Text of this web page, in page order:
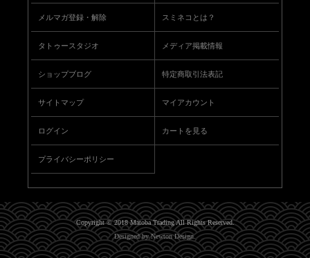
メルマガ登録・解除 スミネコとは？
タトゥースタジオ メディア掲載情報
ショップブログ 特定商取引法表記
サイトマップ マイアカウント
ログイン カートを見る
プライバシーポリシー
Copyright © 2018 Matoba Trading All Rights Reserved.
Designed byNewton Design.